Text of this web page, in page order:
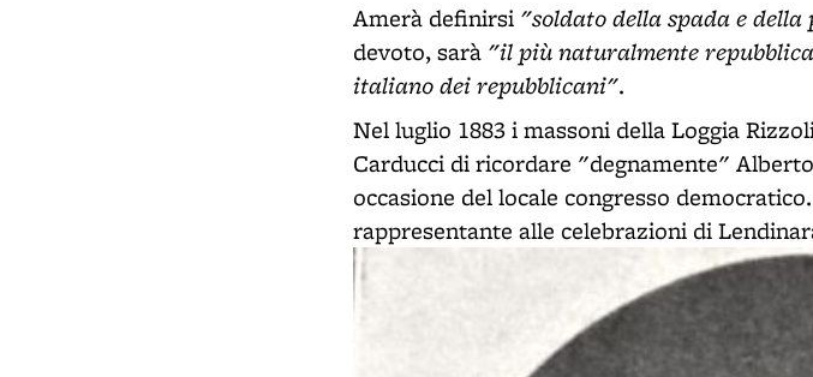
Amerà definirsi "soldato della spada e della
devoto, sarà "il più naturalmente
italiano dei repubblicani".
Nel luglio 1883 i massoni della Loggia
Carducci di ricordare "degnamente"
occasione del locale congresso
rappresentante alle celebrazioni di